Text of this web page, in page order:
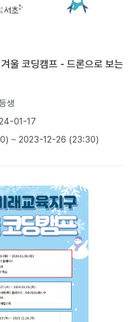
울 코딩캠프 - 드론으로 보는
생
01-17
~ 2023-12-26 (23:30)